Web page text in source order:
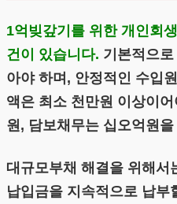
1억빚갚기를 위한 개인회
건이 있습니다. 기본적으
아야 하며, 안정적인 수입
액은 최소 천만원 이상이
원, 담보채무는 십오억원
대규모부채 해결을 위해서
납입금을 지속적으로 납